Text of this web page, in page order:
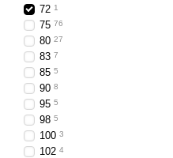
72 1
75 76
80 27
83 7
85 5
90 8
95 5
98 5
100 3
102 4